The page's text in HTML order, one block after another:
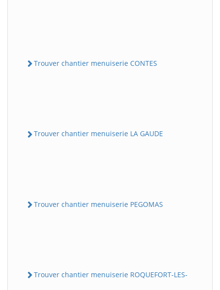
Trouver chantier menuiserie CONTES
Trouver chantier menuiserie LA GAUDE
Trouver chantier menuiserie PEGOMAS
Trouver chantier menuiserie ROQUEFORT-LES-